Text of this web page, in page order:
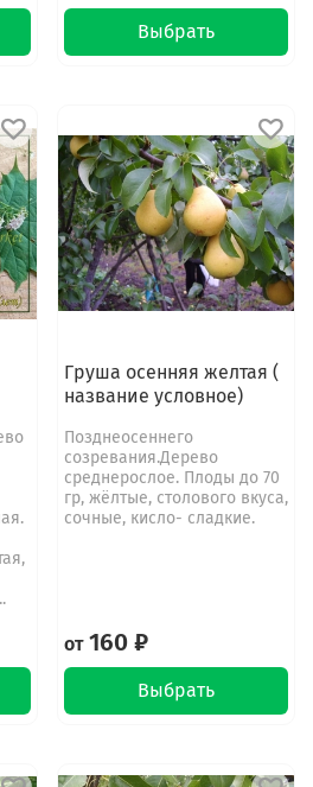
Выбрать
Груша осенняя желтая (
название условное)
Позднеосеннего
созревания.Дерево
среднерослое. Плоды до 70
гр, жёлтые, столового вкуса,
сочные, кисло- сладкие.
от160 ₽
Выбрать